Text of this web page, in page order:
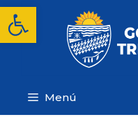
Abrir barra
Saltar
contenido
Menú